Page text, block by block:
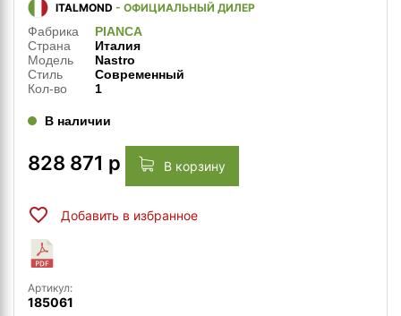
ITALMOND - ОФИЦИАЛЬНЫЙ ДИЛЕР
Фабрика
PIANCA
Страна
Италия
Модель
Nastro
Стиль
Современный
Кол-во
1
В наличии
828 871 р В корзину
Добавить в избранное
Артикул:
185061